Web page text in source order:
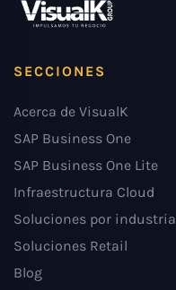
SECCIONES
Acerca de VisualK
SAP Business One
SAP Business One Lite
Infraestructura Cloud
Soluciones por industria
Soluciones Retail
Blog